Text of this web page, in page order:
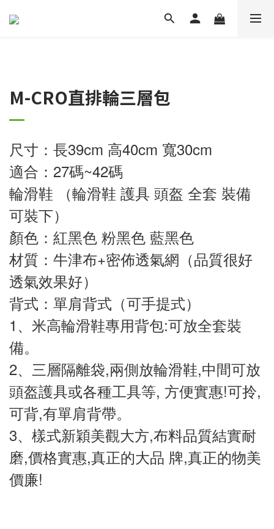
M-CRO直排輪三層包
尺寸：長39cm 高40cm 寬30cm
適合：27碼~42碼
輪滑鞋 （輪滑鞋 護具 頭盔 全套 裝備
可裝下）
顏色：紅黑色 粉黑色 藍黑色
材質：牛津布+密佈透氣網（品質很好
透氣效果好）
背式：單肩背式（可手提式）
1、米高輪滑鞋專用背包:可放全套裝
備。
2、三層隔離袋,兩側放輪滑鞋,中間可放
頭盔護具或各種工具等, 方便實惠!可拎,
可背,有單肩背帶。
3、樣式新穎美觀大方,布料品質結實耐
磨,價格實惠,真正的大品 牌,真正的物美
價廉!